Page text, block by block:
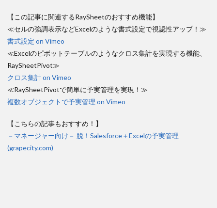
【この記事に関連するRaySheetのおすすめ機能】
≪セルの強調表示などExcelのような書式設定で視認性アップ！≫
書式設定 on Vimeo
≪Excelのピボットテーブルのようなクロス集計を実現する機能、
RaySheetPivot≫
クロス集計 on Vimeo
≪RaySheetPivotで簡単に予実管理を実現！≫
複数オブジェクトで予実管理 on Vimeo
【こちらの記事もおすすめ！】
－マネージャー向け－ 脱！Salesforce＋Excelの予実管理
(grapecity.com)